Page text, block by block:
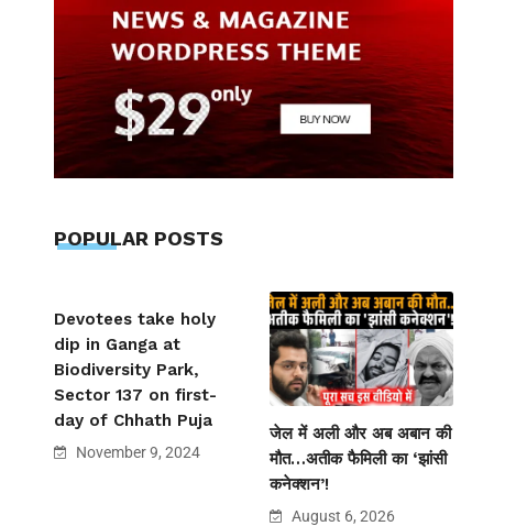
POPULAR POSTS
Devotees take holy
dip in Ganga at
Biodiversity Park,
Sector 137 on first-
day of Chhath Puja
November 9, 2024
जेल में अली और अब अबान की
मौत…अतीक फैमिली का ‘झांसी
कनेक्शन’!
August 6, 2026